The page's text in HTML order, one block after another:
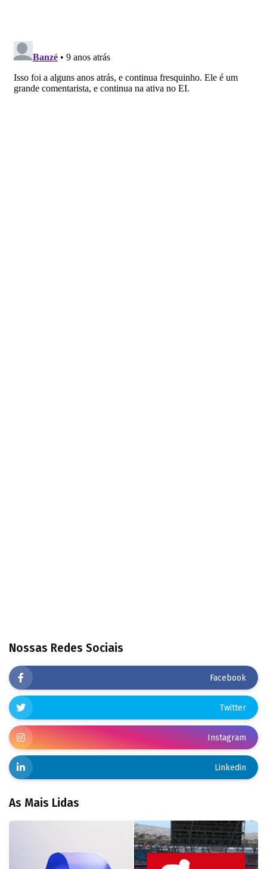
Nossas Redes Sociais
Facebook
Twitter
Instagram
Linkedin
As Mais Lidas